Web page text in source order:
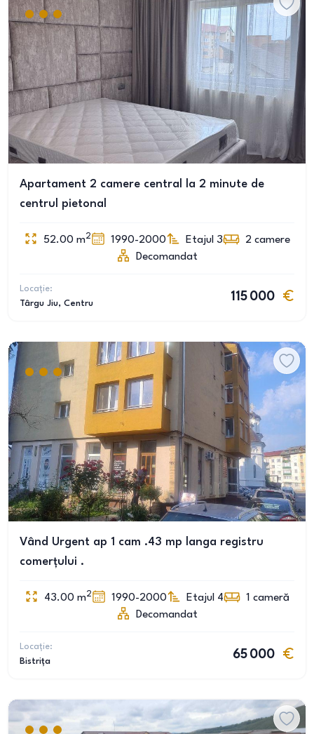
Apartament 2 camere central la 2 minute de
centrul pietonal
52.00 m2 1990-2000 Etajul 3 2 camere
Decomandat
Locație:
Târgu Jiu, Centru
115 000
Vând Urgent ap 1 cam .43 mp langa registru
comerțului .
43.00 m2 1990-2000 Etajul 4 1 cameră
Decomandat
Locație:
Bistrița
65 000